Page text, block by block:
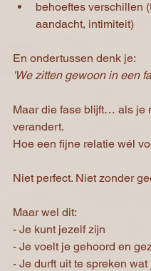
behoeftes verschillen
aandacht, intimiteit)
En ondertussen denk je:
'We zitten gewoon in een
Maar die fase blijft… als je
verandert.
Hoe een fijne relatie wél
Niet perfect. Niet zonder
Maar wel dit:
- Je kunt jezelf zijn
- Je voelt je gehoord en
- Je durft uit te spreken wat